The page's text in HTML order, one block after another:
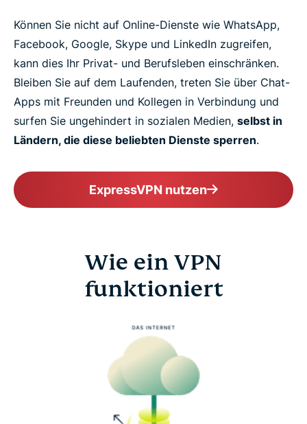
Können Sie nicht auf Online-Dienste wie WhatsApp,
Facebook, Google, Skype und LinkedIn zugreifen,
kann dies Ihr Privat- und Berufsleben einschränken.
Bleiben Sie auf dem Laufenden, treten Sie über Chat-
Apps mit Freunden und Kollegen in Verbindung und
surfen Sie ungehindert in sozialen Medien, selbst in
Ländern, die diese beliebten Dienste sperren.
ExpressVPN nutzen
Wie ein VPN
funktioniert